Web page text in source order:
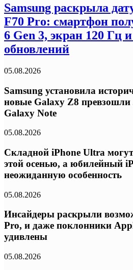
Samsung раскрыла
F70 Pro: смартфон
6 Gen 3, экран 120 Гц
обновлений
05.08.2026
Samsung установила
новые Galaxy Z8 превзошли
Galaxy Note
05.08.2026
Складной iPhone Ultra
этой осенью, а юбилейный
неожиданную особенность
05.08.2026
Инсайдеры раскрыли
Pro, и даже поклонники
удивлены
05.08.2026